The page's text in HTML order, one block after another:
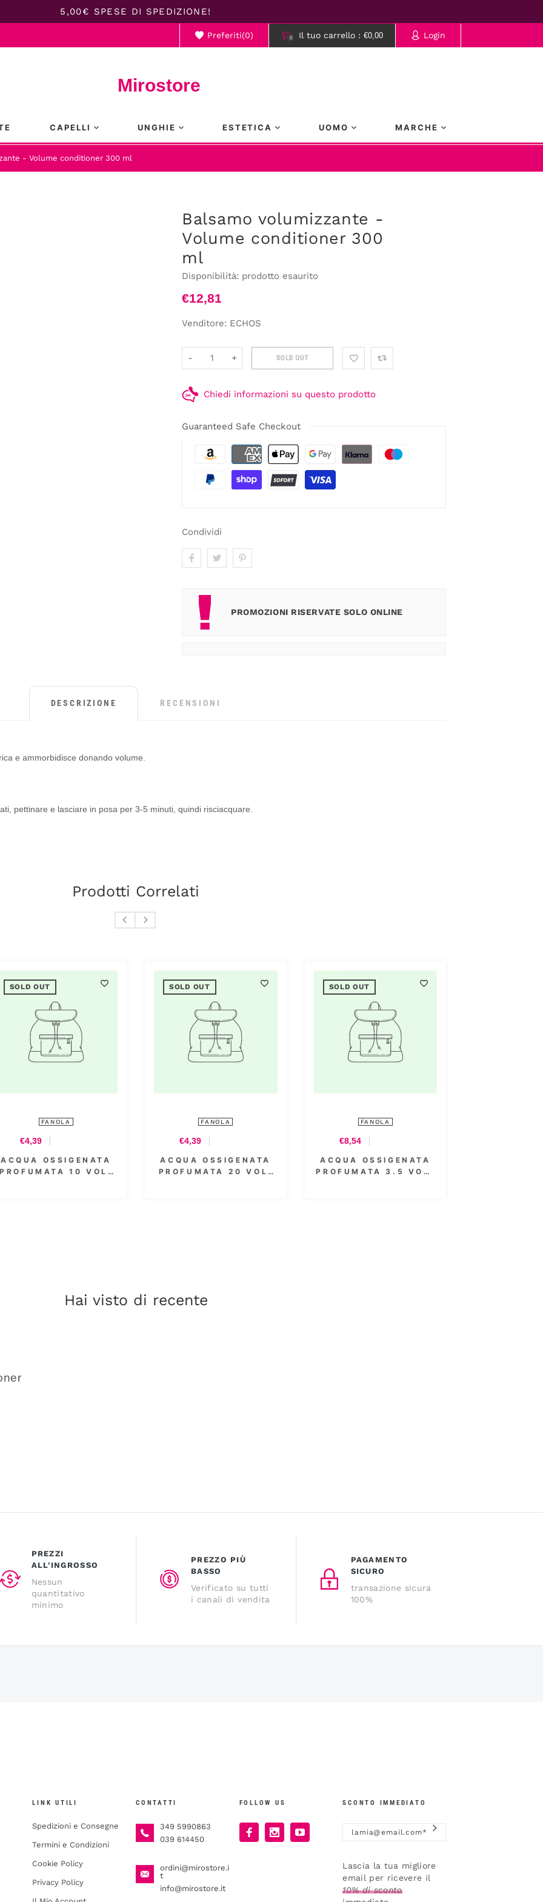
5,00€ SPESE DI SPEDIZIONE!
Preferiti(0) 0 Il tuo carrello : €0,00 Login
Mirostore
CAPELLI UNGHIE ESTETICA UOMO MARCHE
- Volume conditioner 300 ml
Balsamo volumizzante -
Volume conditioner 300
ml
Disponibilità: prodotto esaurito
€12,81
Venditore: ECHOS
- + SOLD OUT
Chiedi informazioni su questo prodotto
Guaranteed Safe Checkout
Condividi
PROMOZIONI RISERVATE SOLO ONLINE
DESCRIZIONE RECENSIONI
e ammorbidisce donando volume.
pettinare e lasciare in posa per 3-5 minuti, quindi risciacquare.
Prodotti Correlati
SOLD OUT
ACQUA OSSIGENATA
PROFUMATA 30 VOL.
SOLD OUT
ACQUA OSSIGENATA
PROFUMATA 30 VOL.
SOLD OUT
ACQUA OSSIGENATA
PROFUMATA 40 VOL.
Hai visto di recente
PREZZI
ALL'INGROSSO
Nessun
quantitativo
minimo
PREZZO PIÙ
BASSO
Verificato su tutti
i canali di vendita
PAGAMENTO
SICURO
transazione sicura
100%
LINK UTILI
Spedizioni e Consegne
Termini e Condizioni
Cookie Policy
Privacy Policy
CONTATTI
349 5990863
039 614450
ordini@mirostore.i
t
info@mirostore.it
FOLLOW US SCONTO IMMEDIATO
Lascia la tua migliore
email per ricevere il
10% di sconto